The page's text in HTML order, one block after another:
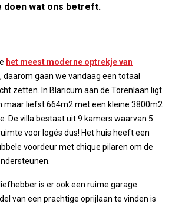
doen wat ons betreft.
het meest moderne optrekje van
daarom gaan we vandaag een totaal
zetten. In Blaricum aan de Torenlaan ligt
maar liefst 664m2 met een kleine 3800m2
De villa bestaat uit 9 kamers waarvan 5
voor logés dus! Het huis heeft een
voordeur met chique pilaren om de
is er ook een ruime garage
van een prachtige oprijlaan te vinden is